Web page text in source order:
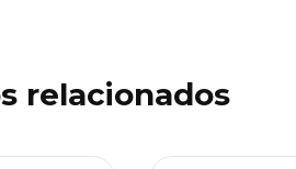
relacionados